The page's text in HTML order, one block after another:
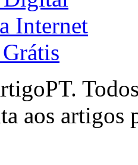
Internet
aos artigos